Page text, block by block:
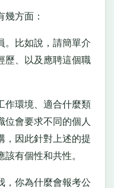
方面：
比如說，請簡單介
歷、以及應聘這個職
環境、適合什麼類
位會要求不同的個人
，因此針對上述的提
有個性和共性。
你為什麼會報考公